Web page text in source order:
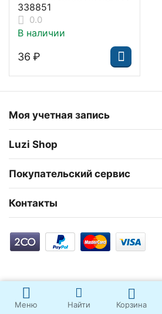
338851
0.0
В наличии
‍36‍ ₽
Моя учетная запись
Luzi Shop
Покупательский сервис
Контакты
Меню Найти Корзина